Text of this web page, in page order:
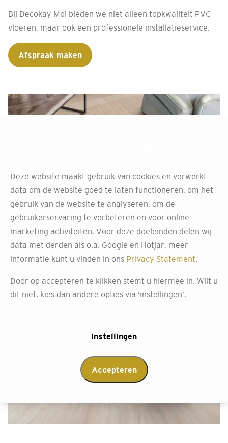
Bij Decokay Mol bieden we niet alleen topkwaliteit PVC
vloeren, maar ook een professionele installatieservice.
Afspraak maken
Deze website maakt gebruik van cookies en verwerkt
data om de website goed te laten functioneren, om het
gebruik van de website te analyseren, om de
gebruikerservaring te verbeteren en voor online
marketing activiteiten. Voor deze doeleinden delen wij
data met derden als o.a. Google en Hotjar, meer
informatie kunt u vinden in ons Privacy Statement
Door op accepteren te klikken stemt u hiermee in. Wilt u
dit niet, kies dan andere opties via ‘instellingen’.
Instellingen
Accepteren